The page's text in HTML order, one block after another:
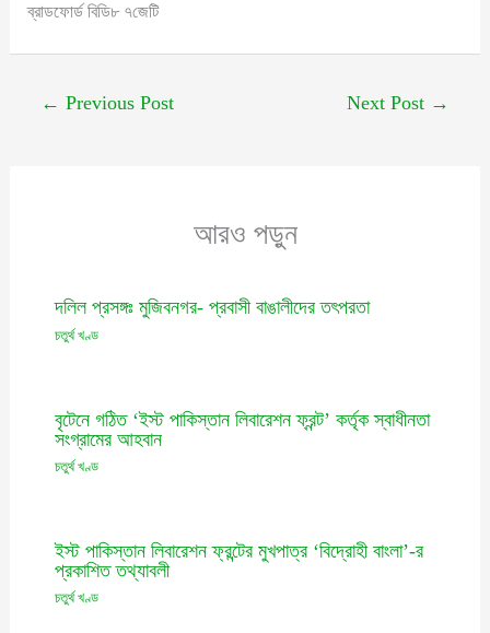
ব্রাডফোর্ড বিডি৮ ৭জেটি
← Previous Post Next Post →
আরও পড়ুন
দলিল প্রসঙ্গঃ মুজিবনগর- প্রবাসী বাঙালীদের তৎপরতা
চতুর্থ খণ্ড
বৃটেনে গঠিত ‘ইস্ট পাকিস্তান লিবারেশন ফ্রন্ট’ কর্তৃক স্বাধীনতা
সংগ্রামের আহবান
চতুর্থ খণ্ড
ইস্ট পাকিস্তান লিবারেশন ফ্রন্টের মুখপাত্র ‘বিদ্রোহী বাংলা’-র
প্রকাশিত তথ্যাবলী
চতুর্থ খণ্ড